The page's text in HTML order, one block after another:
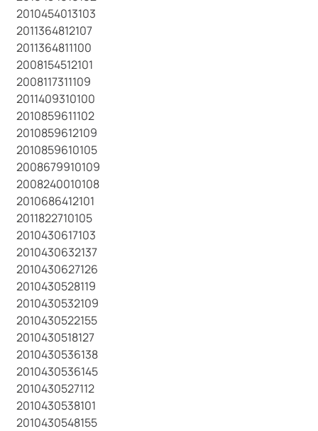
2010454013103
2011364812107
2011364811100
2008154512101
2008117311109
2011409310100
2010859611102
2010859612109
2010859610105
2008679910109
2008240010108
2010686412101
2011822710105
2010430617103
2010430632137
2010430627126
2010430528119
2010430532109
2010430522155
2010430518127
2010430536138
2010430536145
2010430527112
2010430538101
2010430548155